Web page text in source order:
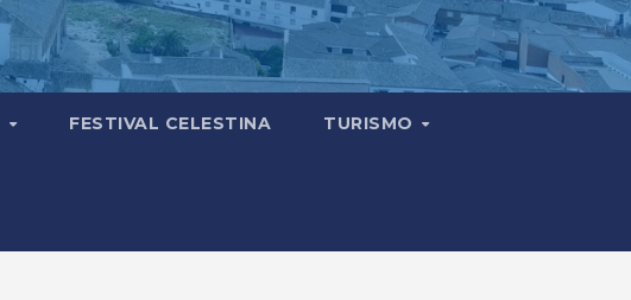
FESTIVAL CELESTINA TURISMO